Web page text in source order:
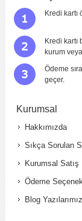
Kredi kartı
Kredi
kurum
Ödeme
geçer.
Kurumsal
Hakkımızda
Sıkça Sorulan
Kurumsal Satış
Ödeme
Blog Yazılarımız